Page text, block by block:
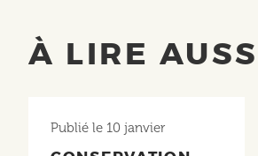
À LIRE
Publié le 10 janvier